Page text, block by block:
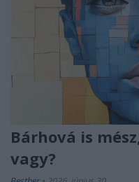
Bárhová is
vagy?